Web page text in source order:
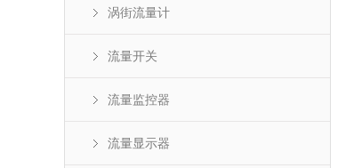
涡街流量计
流量开关
流量监控器
流量显示器